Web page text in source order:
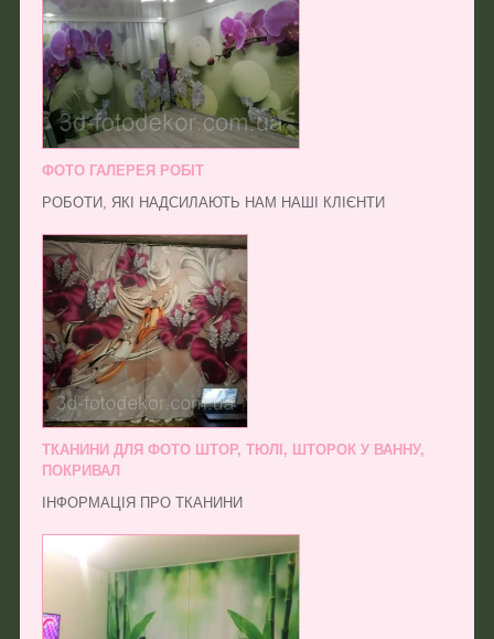
ФОТО ГАЛЕРЕЯ РОБІТ
РОБОТИ, ЯКІ НАДСИЛАЮТЬ НАМ НАШІ КЛІЄНТИ
ТКАНИНИ ДЛЯ ФОТО ШТОР, ТЮЛІ, ШТОРОК У ВАННУ,
ПОКРИВАЛ
ІНФОРМАЦІЯ ПРО ТКАНИНИ